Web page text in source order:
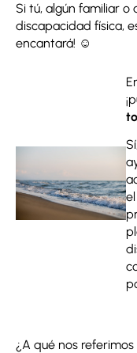
Si tú, algún familiar o
discapacidad física,
encantará! ☺
¿A qué nos